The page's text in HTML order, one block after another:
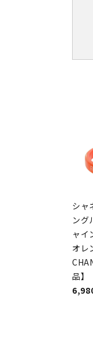
シャ
ング
ャイ
オレ
品】